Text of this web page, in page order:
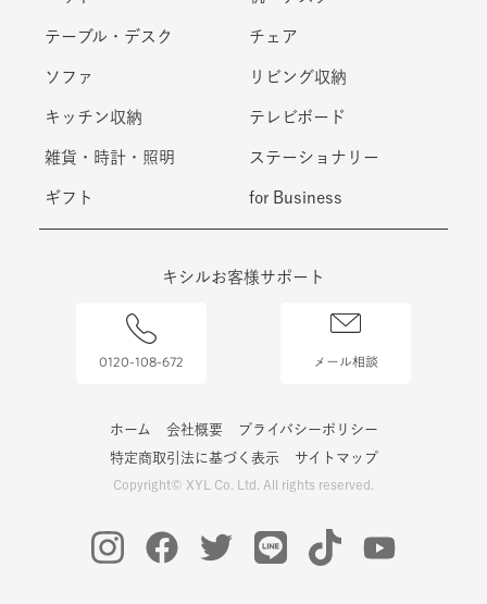
テーブル・デスク チェア
ソファ リビング収納
キッチン収納 テレビボード
雑貨・時計・照明 ステーショナリー
ギフト for Business
キシルお客様サポート
0120-108-672 メール相談
ホーム 会社概要
プライバシーポリシー
特定商取引法に基づく表示
サイトマップ
Copyright© XYL Co. Ltd. All rights reserved.